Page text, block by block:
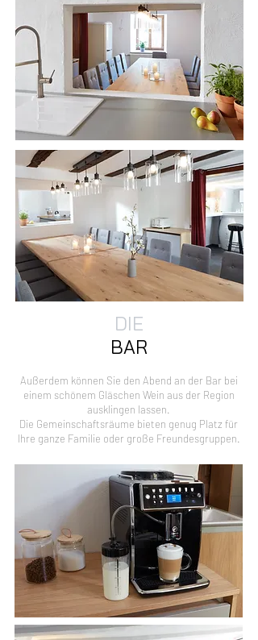
DIE
BAR
Außerdem können Sie den Abend an der Bar bei
einem schönem Gläschen Wein aus der Region
ausklingen lassen.
Die Gemeinschaftsräume bieten genug Platz für
Ihre ganze Familie oder große Freundesgruppen.